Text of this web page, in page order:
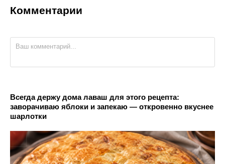
Комментарии
Всегда держу дома лаваш для этого рецепта:
заворачиваю яблоки и запекаю — откровенно вкуснее
шарлотки